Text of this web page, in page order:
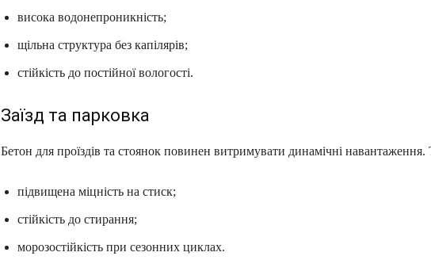
висока водонепроникність;
щільна структура без капілярів;
стійкість до постійної вологості.
Заїзд та парковка
Бетон для проїздів та стоянок повинен витримувати динамічні навантаження.
підвищена міцність на стиск;
стійкість до стирання;
морозостійкість при сезонних циклах.